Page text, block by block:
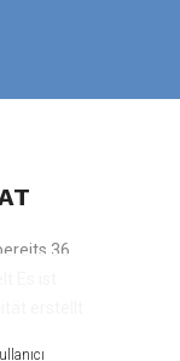
36
erstellt